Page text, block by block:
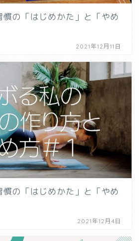
の「はじめかた」と「やめ
2021年12月11日
の「はじめかた」と「やめ
2021年12月4日